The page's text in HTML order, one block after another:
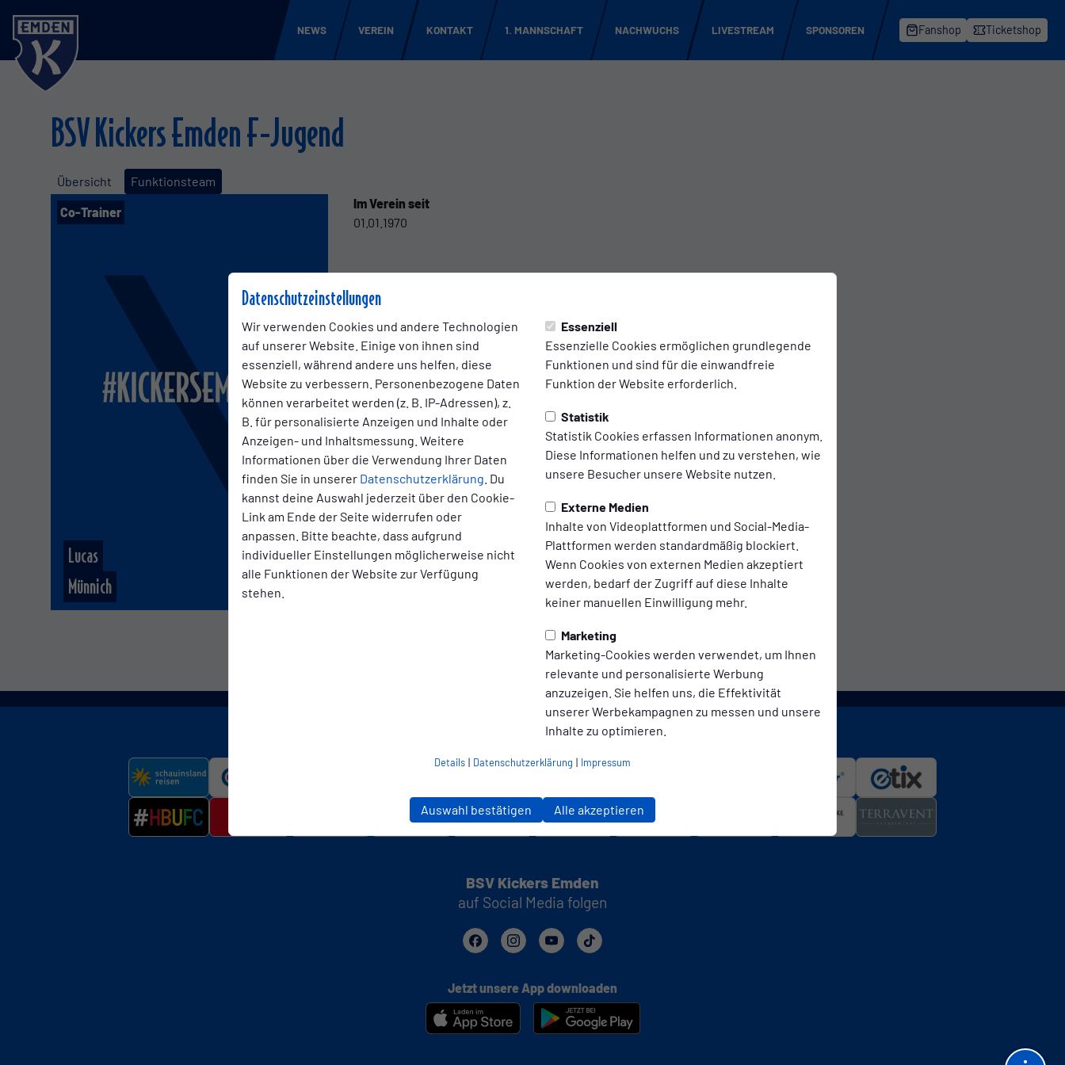
Datenschutzeinstellungen
Wir verwenden Cookies und andere Technologien
auf unserer Website. Einige von ihnen sind
essenziell, während andere uns helfen, diese
Website zu verbessern. Personenbezogene Daten
können verarbeitet werden (z. B. IP-Adressen), z.
B. für personalisierte Anzeigen und Inhalte oder
Anzeigen- und Inhaltsmessung. Weitere
Informationen über die Verwendung Ihrer Daten
finden Sie in unserer Datenschutzerklärung . Du
kannst deine Auswahl jederzeit über den Cookie-
Link am Ende der Seite widerrufen oder
anpassen. Bitte beachte, dass aufgrund
individueller Einstellungen möglicherweise nicht
alle Funktionen der Website zur Verfügung
stehen.
Essenziell
Essenzielle Cookies ermöglichen grundlegende
Funktionen und sind für die einwandfreie
Funktion der Website erforderlich.
Statistik
Statistik Cookies erfassen Informationen anonym.
Diese Informationen helfen und zu verstehen, wie
unsere Besucher unsere Website nutzen.
Externe Medien
Inhalte von Videoplattformen und Social-Media-
Plattformen werden standardmäßig blockiert.
Wenn Cookies von externen Medien akzeptiert
werden, bedarf der Zugriff auf diese Inhalte
keiner manuellen Einwilligung mehr.
Marketing
Marketing-Cookies werden verwendet, um Ihnen
relevante und personalisierte Werbung
anzuzeigen. Sie helfen uns, die Effektivität
unserer Werbekampagnen zu messen und unsere
Inhalte zu optimieren.
Details | Datenschutzerklärung | Impressum
Auswahl bestätigen Alle akzeptieren
NEWS VEREIN KONTAKT 1. MANNSCHAFT NACHWUCHS LIVESTREAM SPONSOREN Fanshop Ticketshop
BSV Kickers Emden F-Jugend
Übersicht Funktionsteam
Co-Trainer
Lucas
Münnich
Im Verein seit
01.01.1970
BSV Kickers Emden
auf Social Media folgen
Jetzt unsere App downloaden